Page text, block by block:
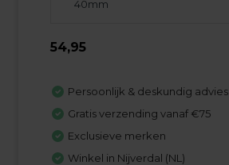
54,95
Persoonlijk & deskundig advies
Gratis verzending vanaf €75
Exclusieve merken
Winkel in Nijverdal (NL)